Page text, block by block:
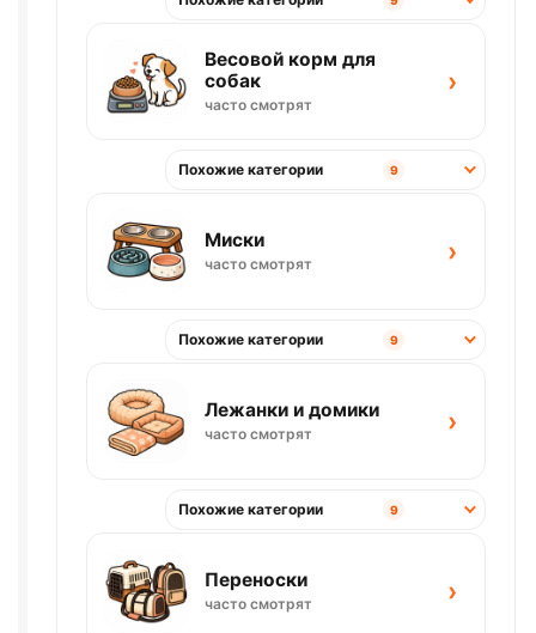
Весовой корм для
собак
часто смотрят
›
Похожие категории 9
Миски
часто смотрят ›
Похожие категории 9
Лежанки и домики
часто смотрят ›
Похожие категории 9
Переноски
часто смотрят ›